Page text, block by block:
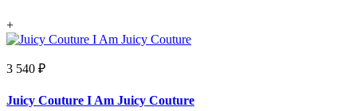
+
3 540 ₽
Juicy Couture I Am Juicy Couture